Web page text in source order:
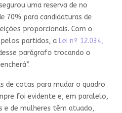
uma reserva de no
70% para candidaturas de
proporcionais. Com o
partidos, a Lei nº 12.034,
parágrafo trocando o
de cotas para mudar o quadro
foi evidente e, em paralelo,
e de mulheres têm atuado,